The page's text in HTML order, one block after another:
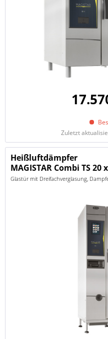
Zuletzt
Heißluftdämpfer
MAGISTAR Combi TS 20
Glastür mit Dreifachverglasung,